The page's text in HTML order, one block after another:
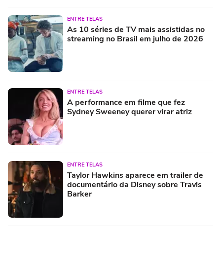
ENTRE TELAS
As 10 séries de TV mais assistidas no
streaming no Brasil em julho de 2026
ENTRE TELAS
A performance em filme que fez
Sydney Sweeney querer virar atriz
ENTRE TELAS
Taylor Hawkins aparece em trailer de
documentário da Disney sobre Travis
Barker